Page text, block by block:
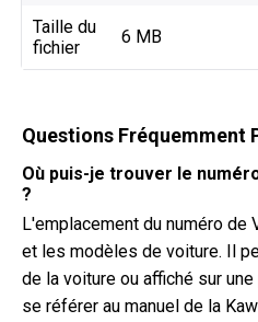
Taille du
fichier
6 MB
Questions Fréquemment
Où puis-je trouver le
?
L'emplacement du numéro de
et les modèles de voiture. Il
de la voiture ou affiché sur
se référer au manuel de la